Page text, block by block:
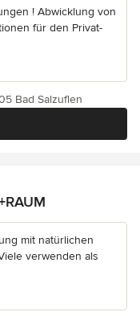
! Abwicklung von
für den Privat-
Bad Salzuflen
mit natürlichen
verwenden als